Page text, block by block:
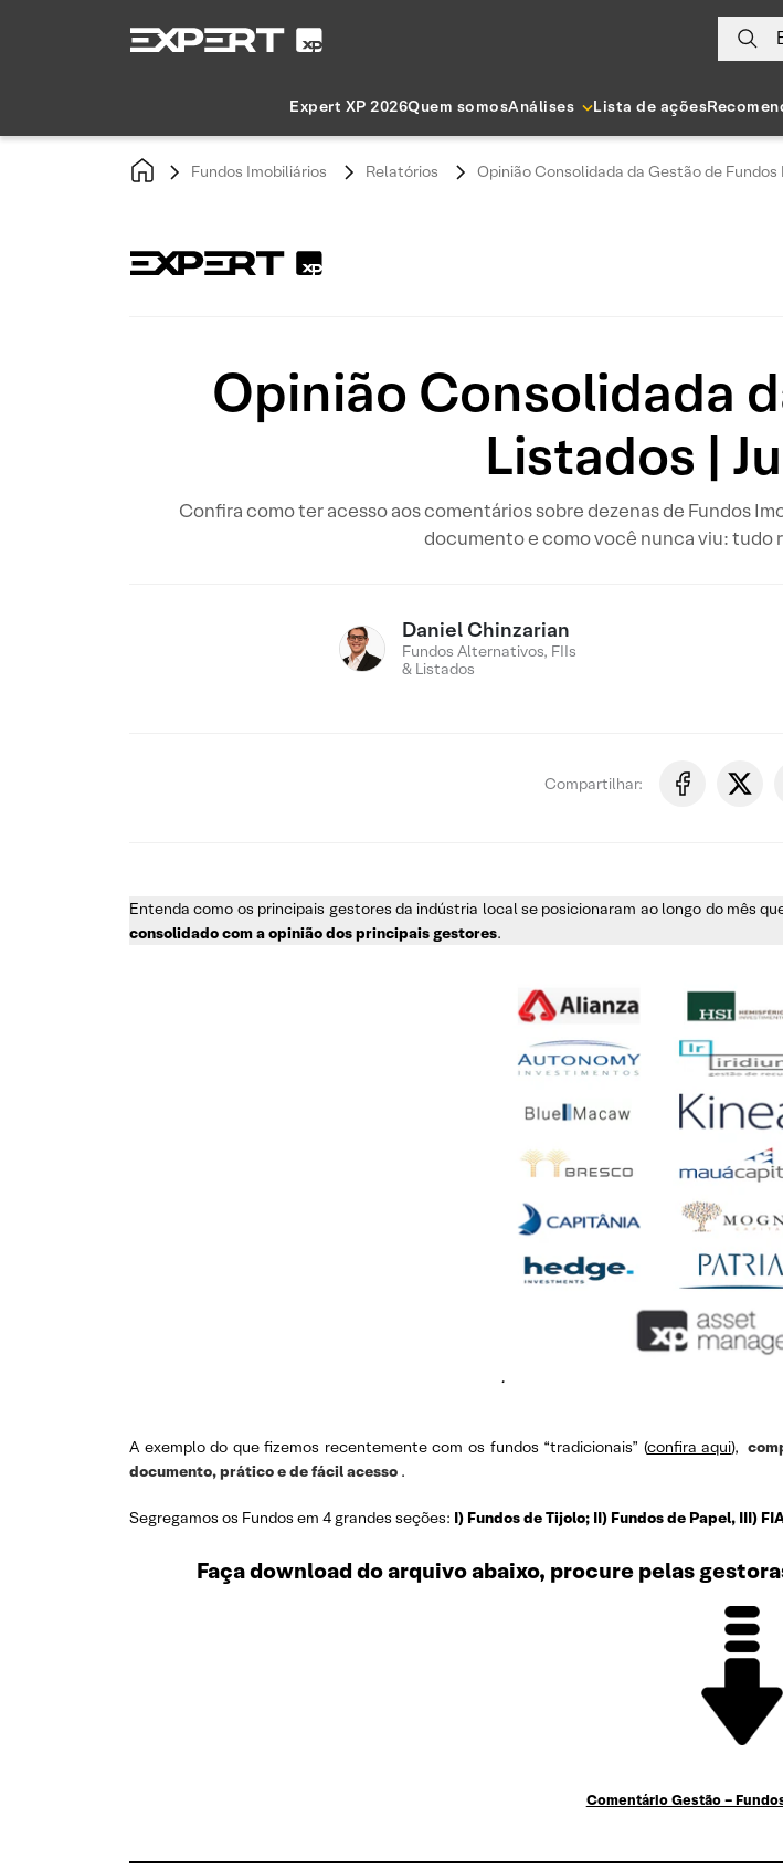
Expert XP 2026Quem somosAnálises Lista de ações
Fundos Imobiliários Relatórios Opinião Consolidada da Gestão de Fundos
Opinião Consolidada
Listados |
Confira como ter acesso aos comentários sobre dezenas de Fundos
documento e como você nunca viu: tudo
Daniel Chinzarian
Fundos Alternativos, FIIs
& Listados
Compartilhar:
Entenda como os principais gestores da indústria local se posicionaram ao longo do mês
consolidado com a opinião dos principais gestores.
.
A exemplo do que fizemos recentemente com os fundos “tradicionais” (confira aqui),
documento, prático e de fácil acesso .
Segregamos os Fundos em 4 grandes seções: I) Fundos de Tijolo; II) Fundos de Papel, III)
Faça download do arquivo abaixo, procure pelas
Comentário Gestão –